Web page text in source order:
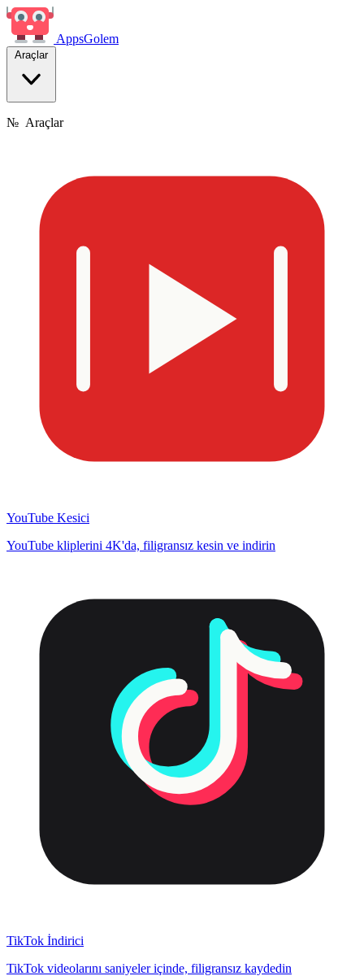
AppsGolem
Araçlar
№ Araçlar
YouTube Kesici
YouTube kliplerini 4K'da, filigransız kesin ve indirin
TikTok İndirici
TikTok videolarını saniyeler içinde, filigransız kaydedin